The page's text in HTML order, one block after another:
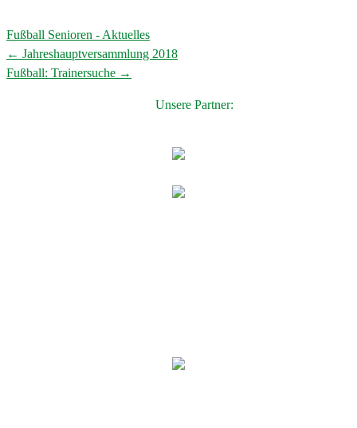
Fußball Senioren - Aktuelles
Post
← Jahreshauptversammlung 2018
Fußball: Trainersuche →
Unsere Partner: